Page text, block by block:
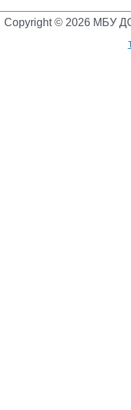
Copyright © 2026 МБУ